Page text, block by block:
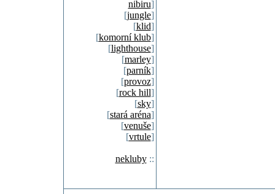
nibiru]
[jungle]
[klid]
[komorní klub]
[lighthouse]
[marley]
[parník]
[provoz]
[rock hill]
[sky]
[stará aréna]
[venuše]
[vrtule]
nekluby::